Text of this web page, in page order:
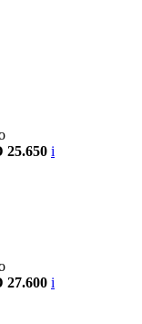
25.650 i
27.600 i